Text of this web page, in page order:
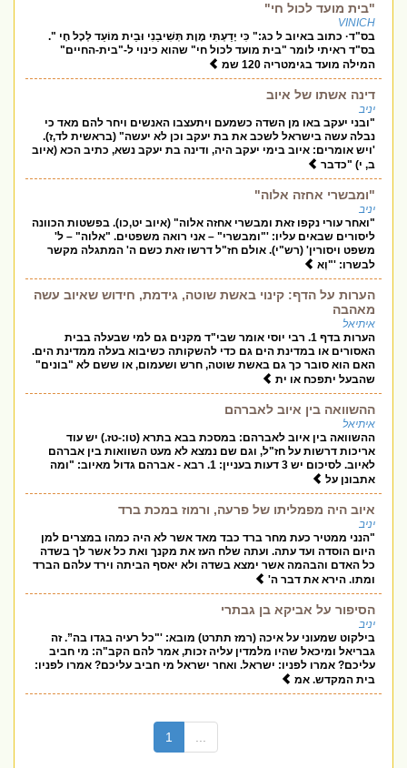
"בית מועד לכול חי"
VINICH
בס"ד· כתוב באיוב ל כג:" כִּי יָדַעְתִּי מָוֶת תְּשִׁיבֵנִי וּבֵית מוֹעֵד לְכָל חָי ".
בס"ד ראיתי לומר "בית מועד לכול חי" שהוא כינוי ל-"בית-החיים"
המילה מועד בגימטריה 120 שמ
דינה אשתו של איוב
יניב
"ובני יעקב באו מן השדה כשמעם ויתעצבו האנשים ויחר להם מאד כי
נבלה עשה בישראל לשכב את בת יעקב וכן לא יעשה" (בראשית לד,ז).
'ויש אומרים: איוב בימי יעקב היה, ודינה בת יעקב נשא, כתיב הכא (איוב
ב, י) "כדבר
"ומבשרי אחזה אלוה"
יניב
"ואחר עורי נקפו זאת ומבשרי אחזה אלוה" (איוב יט,כו). בפשטות הכוונה
ליסורים שבאים עליו: '"ומבשרי" – אני רואה משפטים. "אלוה" – ל'
משפט ויסורין' (רש"י). אולם חז"ל דרשו זאת כשם ה' המתגלה מקשר
לבשרו: '"וְא
הערות על הדף: קינוי באשת שוטה, גידמת, חידוש שאיוב עשה
מאהבה
איתיאל
הערות בדף 1. רבי יוסי אומר שבי"ד מקנים גם למי שבעלה בבית
האסורים או במדינת הים גם כדי להשקותה כשיבוא בעלה ממדינת הים.
האם הוא סובר כך גם באשת שוטה, חרש ושעמום, או ששם לא "בונים"
שהבעל יתפכח או ית
ההשוואה בין איוב לאברהם
איתיאל
ההשוואה בין איוב לאברהם: במסכת בבא בתרא (טו:-טז.) יש עוד
אריכות דרשות על חז"ל, וגם שם נמצא לא מעט השוואות בין אברהם
לאיוב. לסיכום יש 3 דעות בעניין: 1. רבא - אברהם גדול מאיוב: "ומה
אתבונן על
איוב היה מפמליתו של פרעה, ורמוז במכת ברד
יניב
"הנני ממטיר כעת מחר ברד כבד מאד אשר לא היה כמהו במצרים למן
היום הוסדה ועד עתה. ועתה שלח העז את מקנך ואת כל אשר לך בשדה
כל האדם והבהמה אשר ימצא בשדה ולא יאסף הביתה וירד עלהם הברד
ומתו. הירא את דבר ה'
הסיפור על אביקא בן גבתרי
יניב
בילקוט שמעוני על איכה (רמז תתרט) מובא: '"כל רעיה בגדו בה”. זה
גבריאל ומיכאל שהיו מלמדין עליה זכות, אמר להם הקב"ה: מי חביב
עליכם? אמרו לפניו: ישראל. ואחר ישראל מי חביב עליכם? אמרו לפניו:
בית המקדש. אמ
1